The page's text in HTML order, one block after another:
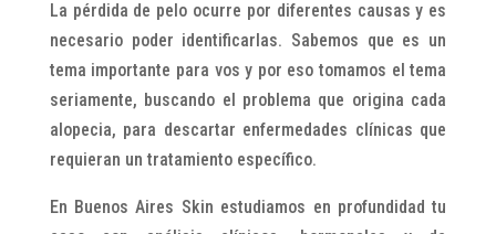
La pérdida de pelo ocurre por diferentes causas y es
necesario poder identificarlas. Sabemos que es un
tema importante para vos y por eso tomamos el tema
seriamente, buscando el problema que origina cada
alopecia, para descartar enfermedades clínicas que
requieran un tratamiento específico.
En Buenos Aires Skin estudiamos en profundidad tu